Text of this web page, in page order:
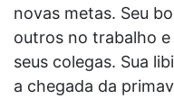
novas metas. Seu
outros no trabalho
seus colegas. Sua
a chegada da